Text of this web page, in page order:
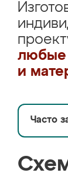
любые
и
Часто